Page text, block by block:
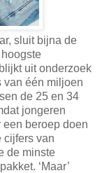
sluit bijna de
uit onderzoek
van één miljoen
de 25 en 34
jongeren
beroep doen
cijfers van
de minste
‘Maar’